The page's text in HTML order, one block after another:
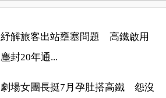
紓解旅客出站壅塞問題 高鐵啟用
塵封20年通...
劇場女團長挺7月孕肚搭高鐵 怨沒